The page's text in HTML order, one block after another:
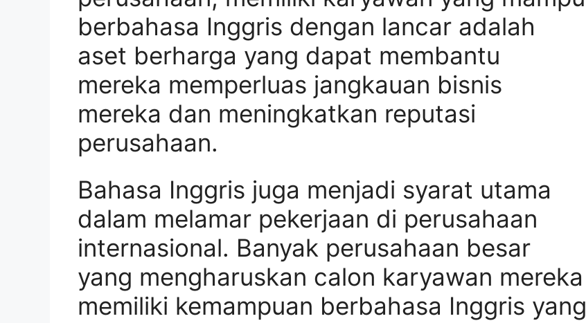
berbahasa Inggris dengan lancar adalah
aset berharga yang dapat membantu
mereka memperluas jangkauan bisnis
mereka dan meningkatkan reputasi
perusahaan.
Bahasa Inggris juga menjadi syarat utama
dalam melamar pekerjaan di perusahaan
internasional. Banyak perusahaan besar
yang mengharuskan calon karyawan mereka
memiliki kemampuan berbahasa Inggris yang